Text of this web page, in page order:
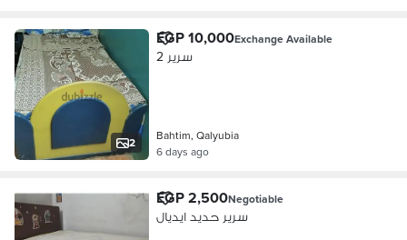
2
EGP 10,000Exchange Available
2 سرير
Bahtim, Qalyubia
6 days ago
EGP 2,500Negotiable
سرير حديد ايديال